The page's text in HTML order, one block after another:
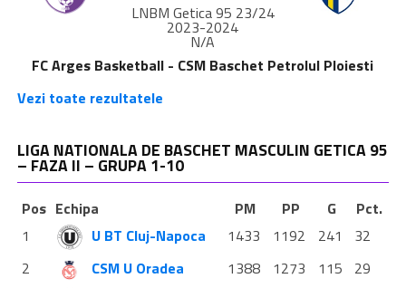
LNBM Getica 95 23/24
2023-2024
N/A
FC Arges Basketball - CSM Baschet Petrolul Ploiesti
Vezi toate rezultatele
LIGA NATIONALA DE BASCHET MASCULIN GETICA 95
– FAZA II – GRUPA 1-10
Pos Echipa PM PP G
Pct.
1
U BT Cluj-Napoca 1433 1192 241
32
2
CSM U Oradea 1388 1273 115
29